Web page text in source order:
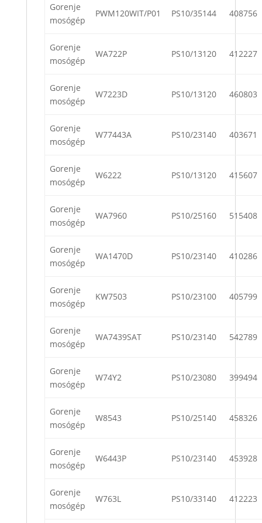
Gorenje
mosógép
PWM120WIT/P01 PS10/35144 408756
Gorenje
mosógép
WA722P PS10/13120 412227
Gorenje
mosógép
W7223D PS10/13120 460803
Gorenje
mosógép
W77443A PS10/23140 403671
Gorenje
mosógép
W6222 PS10/13120 415607
Gorenje
mosógép
WA7960 PS10/25160 515408
Gorenje
mosógép
WA1470D PS10/23140 410286
Gorenje
mosógép
KW7503 PS10/23100 405799
Gorenje
mosógép
WA7439SAT PS10/23140 542789
Gorenje
mosógép
W74Y2 PS10/23080 399494
Gorenje
mosógép
W8543 PS10/25140 458326
Gorenje
mosógép
W6443P PS10/23140 453928
Gorenje
mosógép
W763L PS10/33140 412223